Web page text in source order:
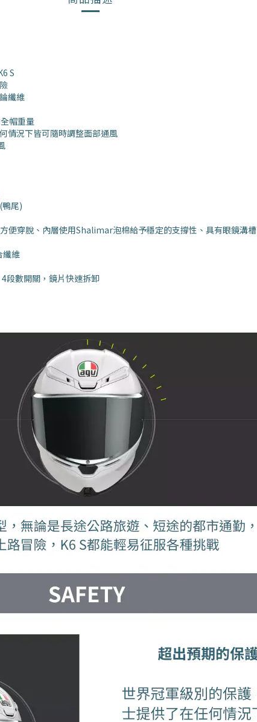
S
纖維
帽重量
情況下皆可隨時調整面部通風
尾)
穿脫、內層使用Shalimar泡棉給予穩定的支撐性、具有眼鏡溝
纖維
段數開關，鏡片快速拆卸